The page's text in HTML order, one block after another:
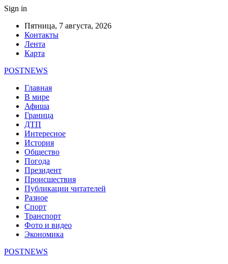
Sign in
Пятница, 7 августа, 2026
Контакты
Лента
Карта
POSTNEWS
Главная
В мире
Афиша
Граница
ДТП
Интересное
История
Общество
Погода
Президент
Происшествия
Публикации читателей
Разное
Спорт
Транспорт
Фото и видео
Экономика
POSTNEWS